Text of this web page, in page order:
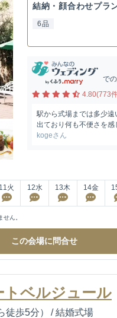
結納・顔合わせプラ
6品
で
4.80(773
駅から式場までは多少
出ており何も不便さを
kogeさん
11火 12水 13木 14金
ん。
この会場に問合せ
トベルジュール
歩5分） / 結婚式場